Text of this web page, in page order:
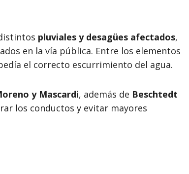
pluviales y desagües afectados,
en la vía pública. Entre los elementos
el correcto escurrimiento del agua.
y Mascardi, además de Beschtedt
los conductos y evitar mayores